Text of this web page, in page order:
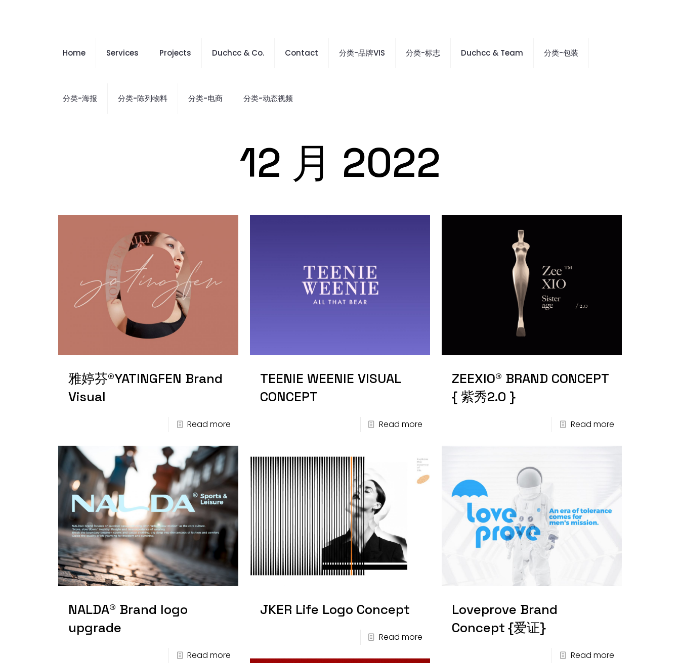
Home Services Projects Duchcc & Co. Contact 分类-品牌VIS 分类-标志 Duchcc & Team 分类-包装
分类-海报 分类-陈列物料 分类-电商 分类-动态视频
12 月 2022
雅婷芬®YATINGFEN Brand
Visual
Read more
TEENIE WEENIE VISUAL
CONCEPT
Read more
ZEEXIO® BRAND CONCEPT
{ 紫秀2.0 }
Read more
NALDA® Brand logo
upgrade
Read more
JKER Life Logo Concept
Read more
Loveprove Brand
Concept {爱证}
Read more